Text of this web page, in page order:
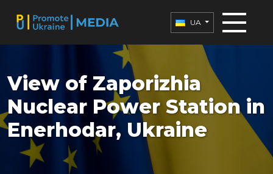
UA
View of Zaporizhia
Nuclear Power Station in
Enerhodar, Ukraine